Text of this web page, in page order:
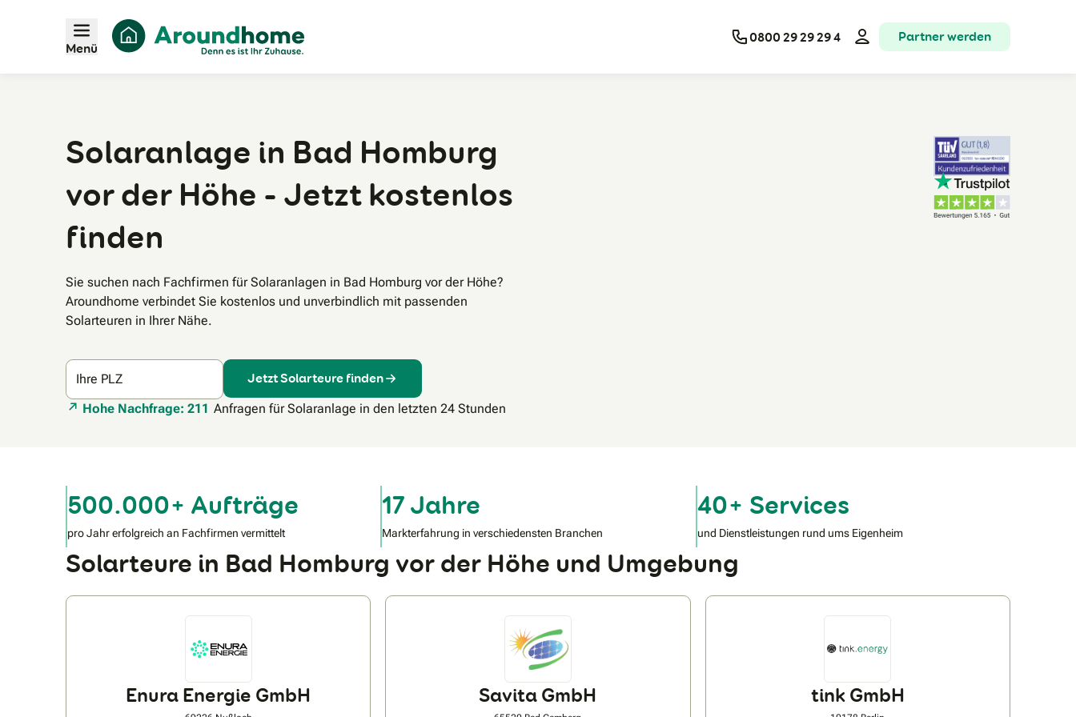
Menü
0800 29 29 29 4 Partner werden
Solaranlage in Bad Homburg
vor der Höhe - Jetzt kostenlos
finden
Sie suchen nach Fachfirmen für Solaranlagen in Bad Homburg vor der Höhe?
Aroundhome verbindet Sie kostenlos und unverbindlich mit passenden
Solarteuren in Ihrer Nähe.
Ihre PLZ Jetzt Solarteure finden
Hohe Nachfrage: 211 Anfragen für Solaranlage in den letzten 24 Stunden
500.000+ Aufträge
pro Jahr erfolgreich an Fachfirmen vermittelt
17 Jahre
Markterfahrung in verschiedensten Branchen
40+ Services
und Dienstleistungen rund ums Eigenheim
Solarteure in Bad Homburg vor der Höhe und Umgebung
Enura Energie GmbH Savita GmbH tink GmbH